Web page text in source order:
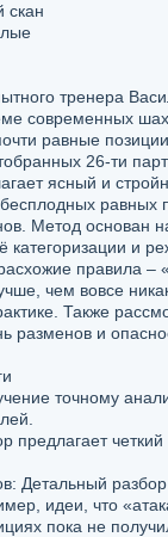
скан
тренера
современных
равные
26-ти
ясный и
равных
Метод основан
категоризации и
правила –
чем вовсе
Также
разменов и
точному
предлагает
Детальный
идеи, что
пока не